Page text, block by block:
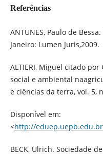
Referências
ANTUNES, Paulo de
Janeiro: Lumen Juris,2009.
ALTIERI, Miguel citado
social e ambiental
e ciências da terra, vol. 5,
Disponível em:
<http://
BECK, Ulrich. Sociedade